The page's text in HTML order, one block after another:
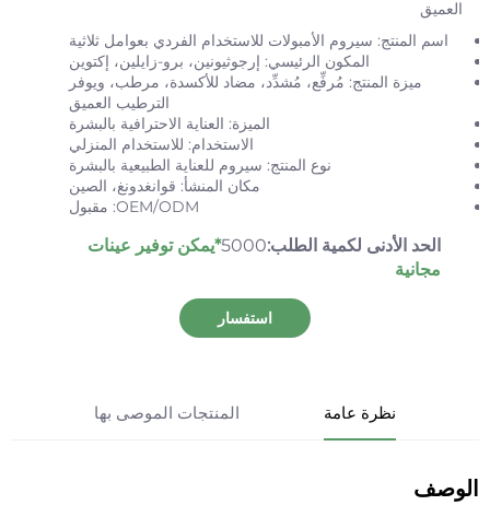
العميق
اسم المنتج: سيروم الأمبولات للاستخدام الفردي بعوامل ثلاثية
المكون الرئيسي: إرجوثيونين، برو-زايلين، إكتوين
ميزة المنتج: مُرفِّع، مُشدِّد، مضاد للأكسدة، مرطب، ويوفر
الترطيب العميق
الميزة: العناية الاحترافية بالبشرة
الاستخدام: للاستخدام المنزلي
نوع المنتج: سيروم للعناية الطبيعية بالبشرة
مكان المنشأ: قوانغدونغ، الصين
OEM/ODM: مقبول
الحد الأدنى لكمية الطلب:5000*يمكن توفير عينات
مجانية
استفسار
نظرة عامة المنتجات الموصى بها
الوصف